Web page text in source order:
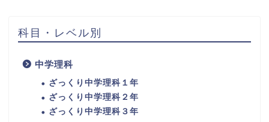
科目・レベル別
中学理科
ざっくり中学理科１年
ざっくり中学理科２年
ざっくり中学理科３年